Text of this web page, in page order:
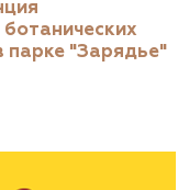
парке "Зарядье"